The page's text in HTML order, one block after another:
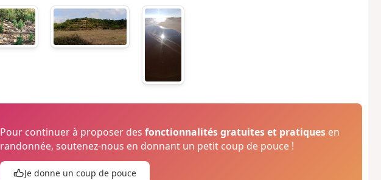
Pour continuer à proposer desfonctionnalités gratuites et pratiques en
randonnée, soutenez-nous en donnant un petit coup de pouce !
Je donne un coup de pouce